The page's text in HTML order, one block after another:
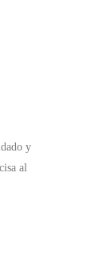
y
al